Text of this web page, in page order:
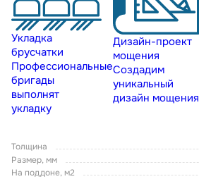
Укладка
брусчатки
Профессиональные
бригады
выполнят
укладку
Дизайн-проект
мощения
Создадим
уникальный
дизайн мощения
Толщина
Размер, мм
На поддоне, м2